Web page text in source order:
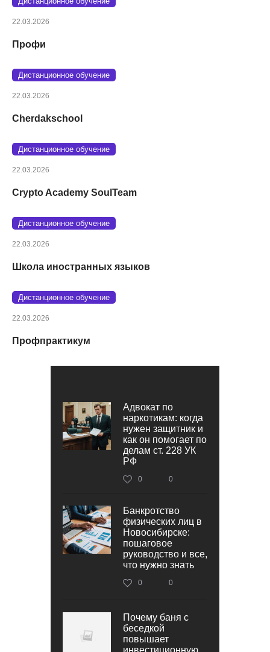
22.03.2026
Профи
Дистанционное обучение
22.03.2026
Cherdakschool
Дистанционное обучение
22.03.2026
Crypto Academy SoulTeam
Дистанционное обучение
22.03.2026
Школа иностранных языков
Дистанционное обучение
22.03.2026
Профпрактикум
Адвокат по
наркотикам: когда
нужен защитник и
как он помогает по
делам ст. 228 УК
РФ
0 0
Банкротство
физических лиц в
Новосибирске:
пошаговое
руководство и все,
что нужно знать
0 0
Почему баня с
беседкой
повышает
инвестиционную